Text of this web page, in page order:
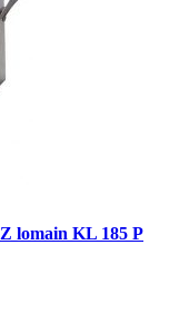
lomain KL 185 P